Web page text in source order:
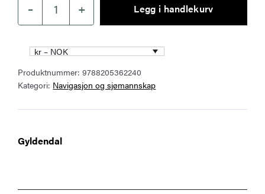
–
Fritidsbåtskipperen
antall
+ Legg i handlekurv
kr – NOK
Produktnummer:9788205362240
Kategori: Navigasjon og sjømannskap
Gyldendal